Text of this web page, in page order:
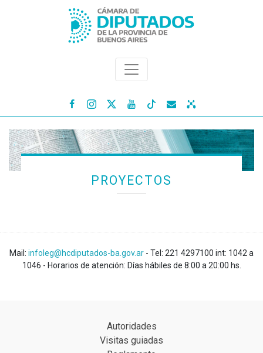
   
PROYECTOS
Mail: infoleg@hcdiputados-ba.gov.ar - Tel: 221 4297100 int: 1042 a
1046 - Horarios de atención: Días hábiles de 8:00 a 20:00 hs.
Autoridades
Visitas guiadas